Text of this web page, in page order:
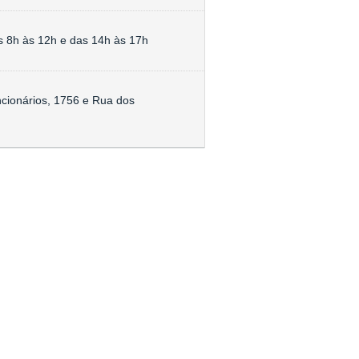
8h às 12h e das 14h às 17h
1756 e Rua dos